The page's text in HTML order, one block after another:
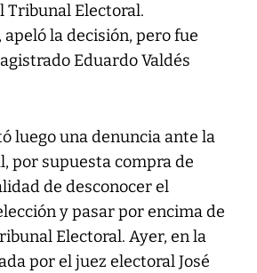
Tribunal Electoral.
la decisión, pero fue
Eduardo Valdés
luego una denuncia ante la
por supuesta compra de
de desconocer el
y pasar por encima de
Electoral. Ayer, en la
por el juez electoral José